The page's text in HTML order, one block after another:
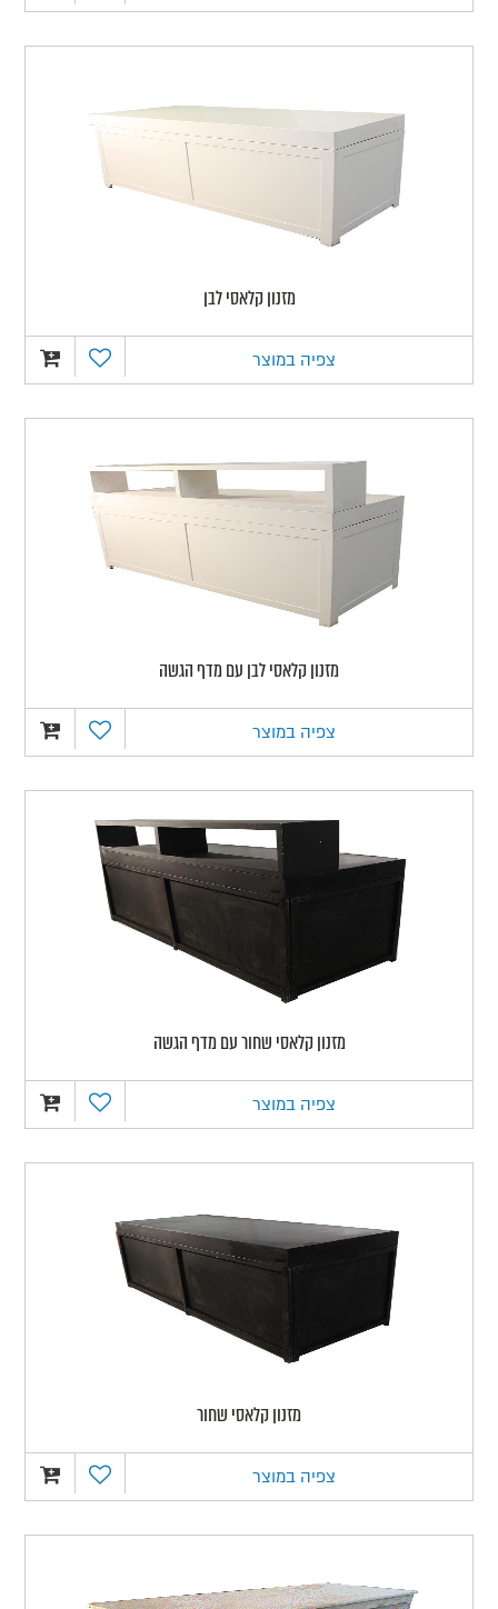
מזנון קלאסי לבן
צפיה במוצר
מזנון קלאסי לבן עם מדף הגשה
צפיה במוצר
מזנון קלאסי שחור עם מדף הגשה
צפיה במוצר
מזנון קלאסי שחור
צפיה במוצר